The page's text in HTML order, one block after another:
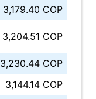
3,179.40 COP
3,204.51 COP
3,230.44 COP
3,144.14 COP